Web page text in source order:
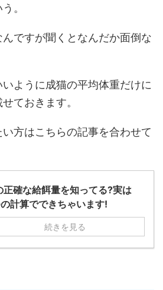
。
ですが聞くとなんだか面倒な
ように成猫の平均体重だけに
ておきます。
方はこちらの記事を合わせて
正確な給餌量を知ってる?実は
計算でできちゃいます!
続きを見る